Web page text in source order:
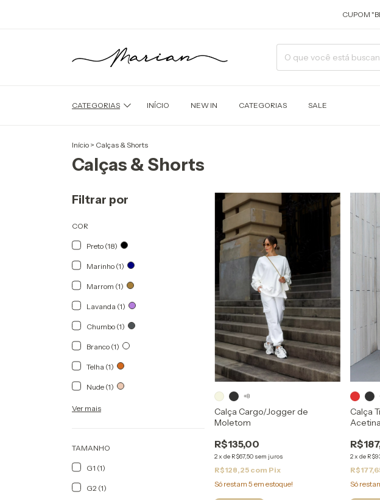
CUPOM "BEMVINDA"
CATEGORIAS INÍCIO NEW IN CATEGORIAS SALE
Início > Calças & Shorts
Calças & Shorts
Filtrar por
COR
Preto (18)
Marinho (1)
Marrom (1)
Lavanda (1)
Chumbo (1)
Branco (1)
Telha (1)
Nude (1)
Ver mais
TAMANHO
G1 (1)
G2 (1)
Calça Cargo/Jogger de
Moletom
R$135,00
2xde R$67,50 sem juros
R$128,25 com Pix
Só restam5 em estoque!
+8
Calça
2x de
Só